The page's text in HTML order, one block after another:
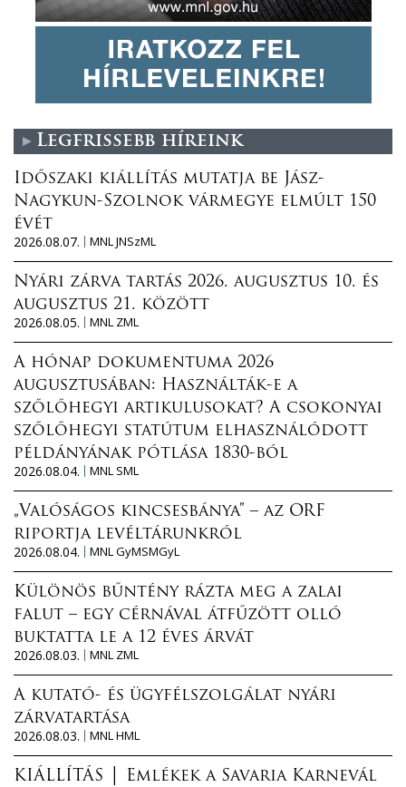
Legfrissebb híreink
Időszaki kiállítás mutatja be Jász-
Nagykun-Szolnok vármegye elmúlt 150
évét
2026.08.07.
MNL JNSzML
Nyári zárva tartás 2026. augusztus 10. és
augusztus 21. között
2026.08.05.
MNL ZML
A hónap dokumentuma 2026
augusztusában: Használták-e a
szőlőhegyi artikulusokat? A csokonyai
szőlőhegyi statútum elhasználódott
példányának pótlása 1830-ból
2026.08.04.
MNL SML
„Valóságos kincsesbánya” – az ORF
riportja levéltárunkról
2026.08.04.
MNL GyMSMGyL
Különös bűntény rázta meg a zalai
falut – egy cérnával átfűzött olló
buktatta le a 12 éves árvát
2026.08.03.
MNL ZML
A kutató- és ügyfélszolgálat nyári
zárvatartása
2026.08.03.
MNL HML
KIÁLLÍTÁS │ Emlékek a Savaria Karnevál